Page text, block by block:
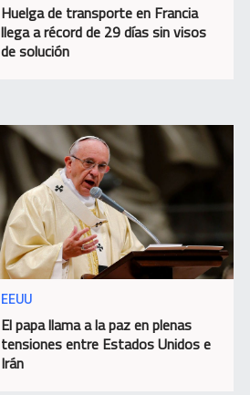
Huelga de transporte en Francia
llega a récord de 29 días sin visos
de solución
EEUU
El papa llama a la paz en plenas
tensiones entre Estados Unidos e
Irán